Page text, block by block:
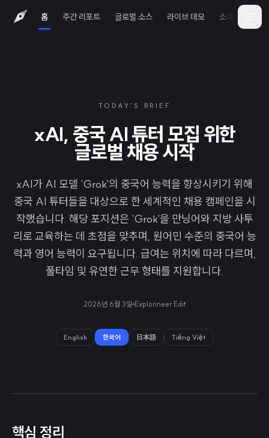
홈 주간 리포트 글로벌 소스 라이브 데모 소개
TODAY'S BRIEF
xAI, 중국 AI 튜터 모집 위한
글로벌 채용 시작
xAI가 AI 모델 'Grok'의 중국어 능력을 향상시키기 위해
중국 AI 튜터들을 대상으로 한 세계적인 채용 캠페인을 시
작했습니다. 해당 포지션은 'Grok'을 만닝어와 지방 사투
리로 교육하는 데 초점을 맞추며, 원어민 수준의 중국어 능
력과 영어 능력이 요구됩니다. 급여는 위치에 따라 다르며,
풀타임 및 유연한 근무 형태를 지원합니다.
2026년 6월 3일 Explorineer Edit
English 한국어 日本語 Tiếng Việt
핵심 정리